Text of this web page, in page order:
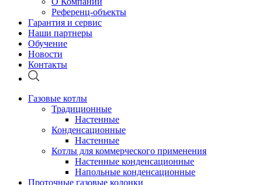
Референц-объекты
Гарантия и сервис
Наши партнеры
Обучение
Новости
Контакты
Газовые котлы
Традиционные
Настенные
Конденсационные
Настенные
Котлы для коммерческого применения
Настенные конденсационные
Напольные конденсационные
Проточные газовые колонки